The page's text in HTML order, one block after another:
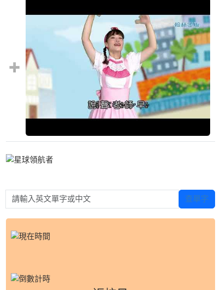
請輸入英文單字或中文 查單字